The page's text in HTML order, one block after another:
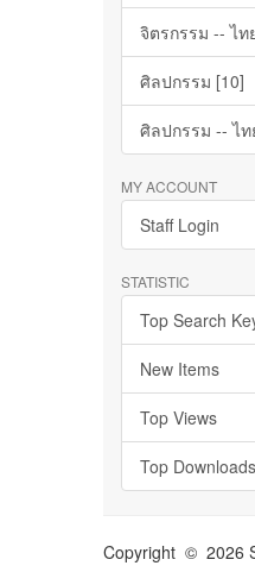
จิตรกรรม -- ไท
ศิลปกรรม [10]
ศิลปกรรม -- ไท
MY ACCOUNT
Staff Login
STATISTIC
Top Search
New Items
Top Views
Top Downloads
Copyright © 2026